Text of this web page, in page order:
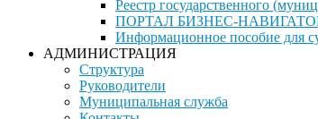
Реестр государственного
ПОРТАЛ БИЗНЕС-
Информационное пособие для
АДМИНИСТРАЦИЯ
Структура
Руководители
Муниципальная служба